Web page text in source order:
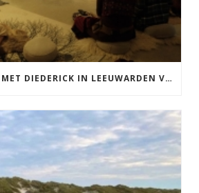
MANTRA ZINGEN MET DIEDERICK IN LEEUWARDEN VRIJDAG 12 JUNI KIRTAN